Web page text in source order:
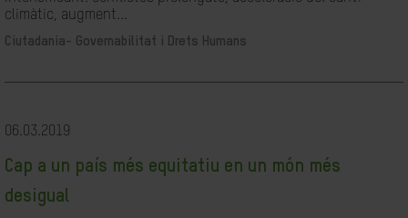
climàtic, augment...
Ciutadania- Governabilitat i Drets Humans
06.03.2019
Cap a un país més equitatiu en un món més
desigual